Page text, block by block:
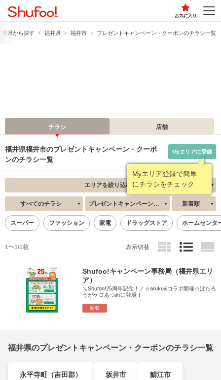
お気に入り
府県から探す 福井県 福井市 プレゼントキャンペーン・クーポンのチラシ一覧
チラシ 店舗
福井県福井市のプレゼントキャンペーン・クーポ
ンのチラシ一覧
Myエリア登録で簡単
にチラシをチェック
Myエリアに登録
エリアを絞り込む
すべてのチラシ プレゼントキャンペーン・クーポン 新着順
スーパー ファッション 家電 ドラッグストア ホームセンタ
1〜1/1枚 表示切替
新着
Shufoo!キャンペーン事務局（福井県エリ
ア）
＼Shufoo!25周年記念！／☆aruku&コラボ開催☆ぽたろ
うがケロあつめに登場！
福井県のプレゼントキャンペーン・クーポンのチラシ一覧
永平寺町（吉田郡） 坂井市 鯖江市